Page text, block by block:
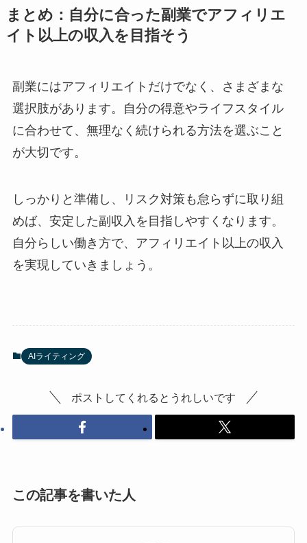
まとめ：自分に合った副業でアフィリエ
イト以上の収入を目指そう
副業にはアフィリエイトだけでなく、さまざまな
選択肢があります。自分の得意やライフスタイル
に合わせて、無理なく続けられる方法を選ぶこと
が大切です。
しっかりと準備し、リスク対策も怠らずに取り組
めば、安定した副収入を目指しやすくなります。
自分らしい働き方で、アフィリエイト以上の収入
を実現していきましょう。
AIライティング
ポストしてくれるとうれしいです
この記事を書いた人